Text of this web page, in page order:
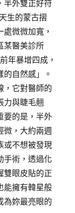
半外雙正好符
生的蒙古摺
處微微加寬，
某醫美診所
年暴增四成，
自然感」。
，它對醫師的
力與睫毛翹
要的是，半外
微，大約兩週
或不想被發現
手術，透過化
雙眼皮貼的正
能擁有韓星般
為妳最亮眼的